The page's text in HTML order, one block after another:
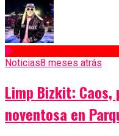
Noticias8 meses atrás
Limp Bizkit:
noventosa en